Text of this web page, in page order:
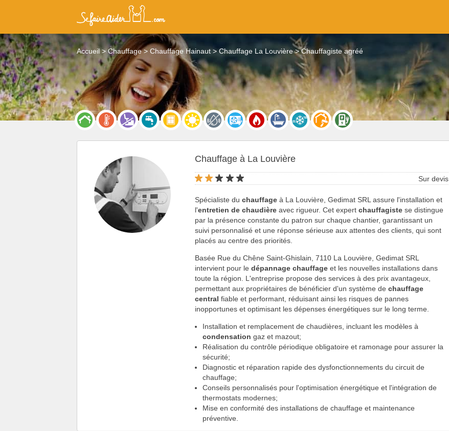
Accueil Chauffage Chauffage Hainaut Chauffage La Louvière Chauffagiste agréé
Chauffage à La Louvière
Sur devis
Spécialiste duchauffage à La Louvière, Gedimat SRL assure l'installation et
l'entretien de chaudière avec rigueur. Cet expertchauffagiste se distingue
par la présence constante du patron sur chaque chantier, garantissant un
suivi personnalisé et une réponse sérieuse aux attentes des clients, qui sont
placés au centre des priorités.
Basée Rue du Chêne Saint-Ghislain, 7110 La Louvière, Gedimat SRL
intervient pour ledépannage chauffage et les nouvelles installations dans
toute la région. L'entreprise propose des services à des prix avantageux,
permettant aux propriétaires de bénéficier d'un système dechauffage
central fiable et performant, réduisant ainsi les risques de pannes
inopportunes et optimisant les dépenses énergétiques sur le long terme.
Installation et remplacement de chaudières, incluant les modèles à
condensation gaz et mazout;
Réalisation du contrôle périodique obligatoire et ramonage pour assurer la
sécurité;
Diagnostic et réparation rapide des dysfonctionnements du circuit de
chauffage;
Conseils personnalisés pour l'optimisation énergétique et l'intégration de
thermostats modernes;
Mise en conformité des installations de chauffage et maintenance
préventive.